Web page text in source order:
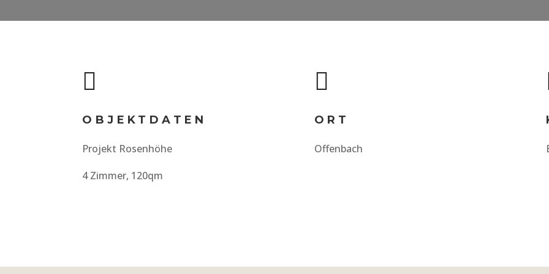

OBJEKTDATEN
Projekt Rosenhöhe
4 Zimmer, 120qm

ORT
Offenbach